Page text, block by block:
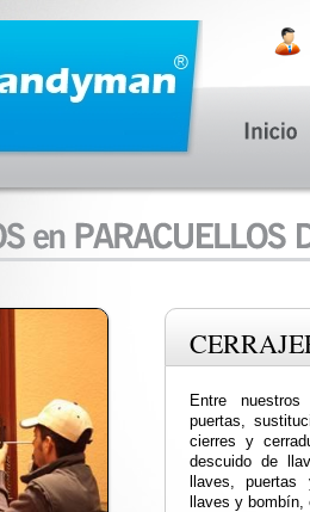
Entre
puertas,
cierres y
descuido de
llaves,
llaves y bombín,